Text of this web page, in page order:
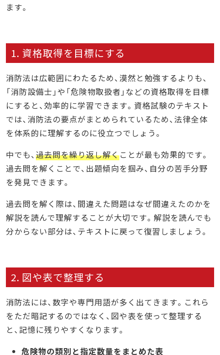
ます。
1. 資格取得を目標にする
消防法は広範囲にわたるため、漠然と勉強するよりも、
「消防設備士」や「危険物取扱者」などの資格取得を目標
にすると、効率的に学習できます。資格試験のテキスト
では、消防法の要点がまとめられているため、法律全体
を体系的に理解するのに役立つでしょう。
中でも、過去問を繰り返し解くことが最も効果的です。
過去問を解くことで、出題傾向を掴み、自分の苦手分野
を発見できます。
過去問を解く際は、間違えた問題はなぜ間違えたのかを
解説を読んで理解することが大切です。解説を読んでも
分からない部分は、テキストに戻って復習しましょう。
2. 図や表で整理する
消防法には、数字や専門用語が多く出てきます。これら
をただ暗記するのではなく、図や表を使って整理する
と、記憶に残りやすくなります。
危険物の類別と指定数量をまとめた表